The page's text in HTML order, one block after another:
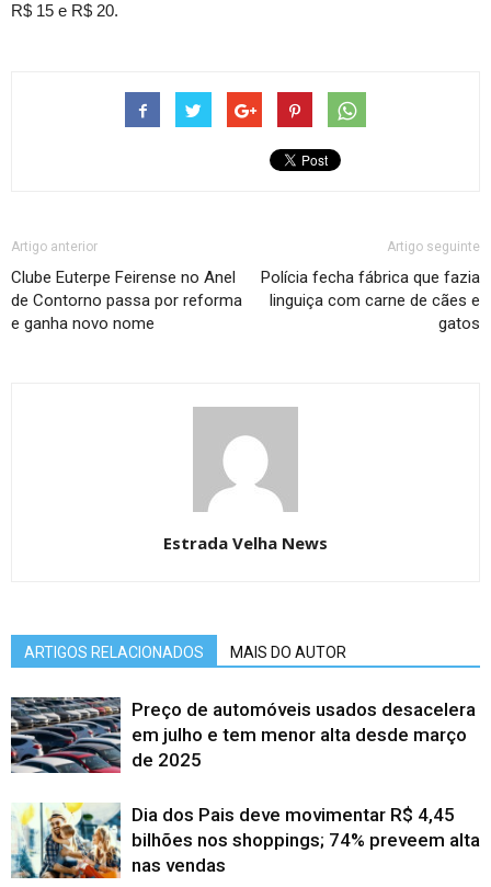
R$ 15 e R$ 20.
Artigo anterior
Clube Euterpe Feirense no Anel
de Contorno passa por reforma
e ganha novo nome
Artigo seguinte
Polícia fecha fábrica que fazia
linguiça com carne de cães e
gatos
Estrada Velha News
ARTIGOS RELACIONADOS MAIS DO AUTOR
Preço de automóveis usados desacelera
em julho e tem menor alta desde março
de 2025
Dia dos Pais deve movimentar R$ 4,45
bilhões nos shoppings; 74% preveem alta
nas vendas